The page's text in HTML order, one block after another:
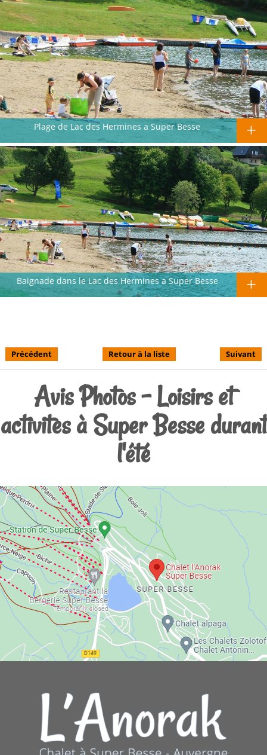
Plage de Lac des Hermines a Super Besse
Baignade dans le Lac des Hermines a Super Besse
Précédent Retour à la liste Suivant
Avis Photos - Loisirs et
activites à Super Besse durant
l'été